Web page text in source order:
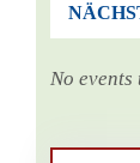
No events